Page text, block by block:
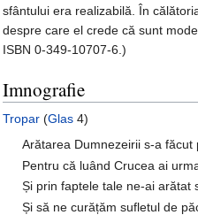
sfântului era realizabilă. În
despre care el crede că sunt
ISBN 0-349-10707-6.)
Imnografie
Tropar (Glas 4)
Arătarea Dumnezeirii s-a
Pentru că luând Crucea ai
Și prin faptele tale ne-ai arătat
Și să ne curățăm sufletul de